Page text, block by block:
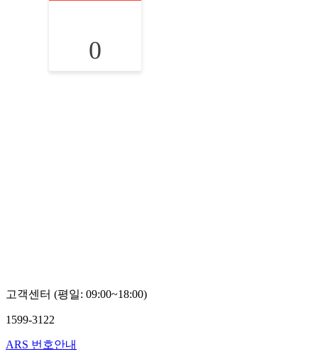
0
고객센터 (평일: 09:00~18:00)
1599-3122
ARS 번호안내